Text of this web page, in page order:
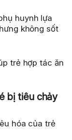
huynh lựa
không sốt
trẻ hợp tác ăn
bị tiêu chảy
hóa của trẻ